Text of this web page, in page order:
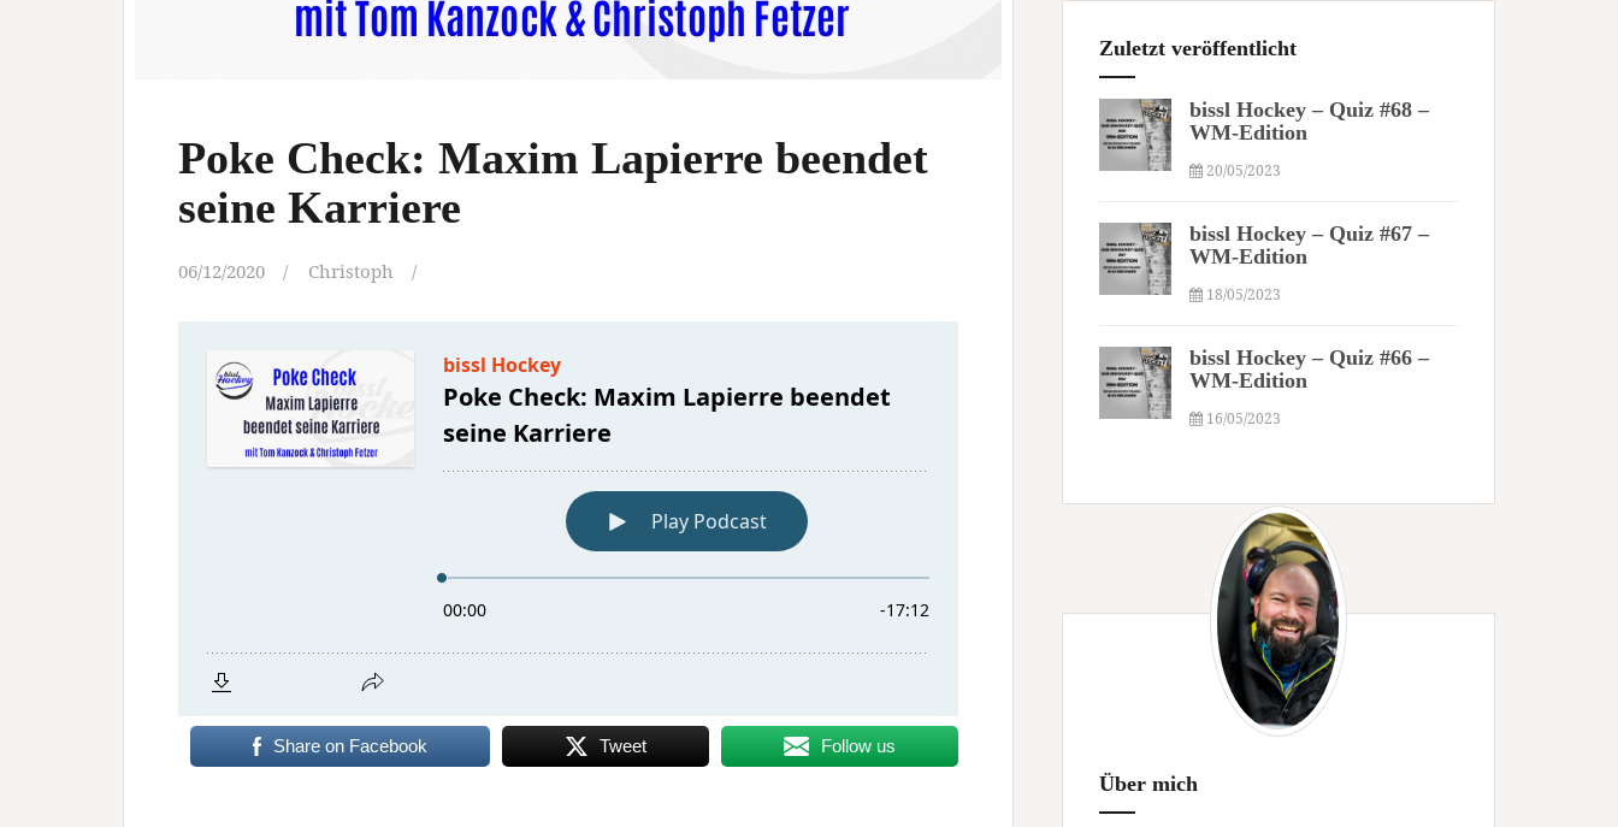
Poke Check: Maxim Lapierre beendet
seine Karriere
06/12/2020 Christoph
Share on Facebook Tweet Follow us
Zuletzt veröffentlicht
bissl Hockey – Quiz #68 –
WM-Edition
20/05/2023
bissl Hockey – Quiz #67 –
WM-Edition
18/05/2023
bissl Hockey – Quiz #66 –
WM-Edition
16/05/2023
Über mich